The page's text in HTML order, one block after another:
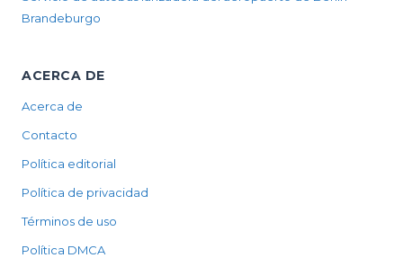
Brandeburgo
ACERCA DE
Acerca de
Contacto
Política editorial
Política de privacidad
Términos de uso
Política DMCA